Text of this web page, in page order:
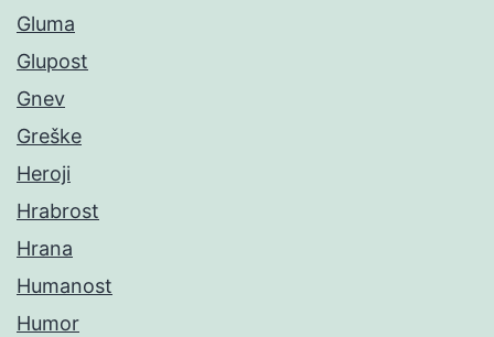
Gluma
Glupost
Gnev
Greške
Heroji
Hrabrost
Hrana
Humanost
Humor